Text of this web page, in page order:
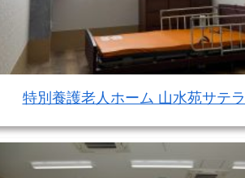
特別養護老人ホーム 山水苑サテ